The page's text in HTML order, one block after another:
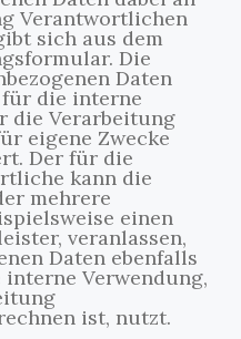
Verantwortlichen
sich aus dem
Die
Daten
die interne
die Verarbeitung
eigene Zwecke
Der für die
kann die
mehrere
einen
veranlassen,
Daten ebenfalls
Verwendung,
ist, nutzt.